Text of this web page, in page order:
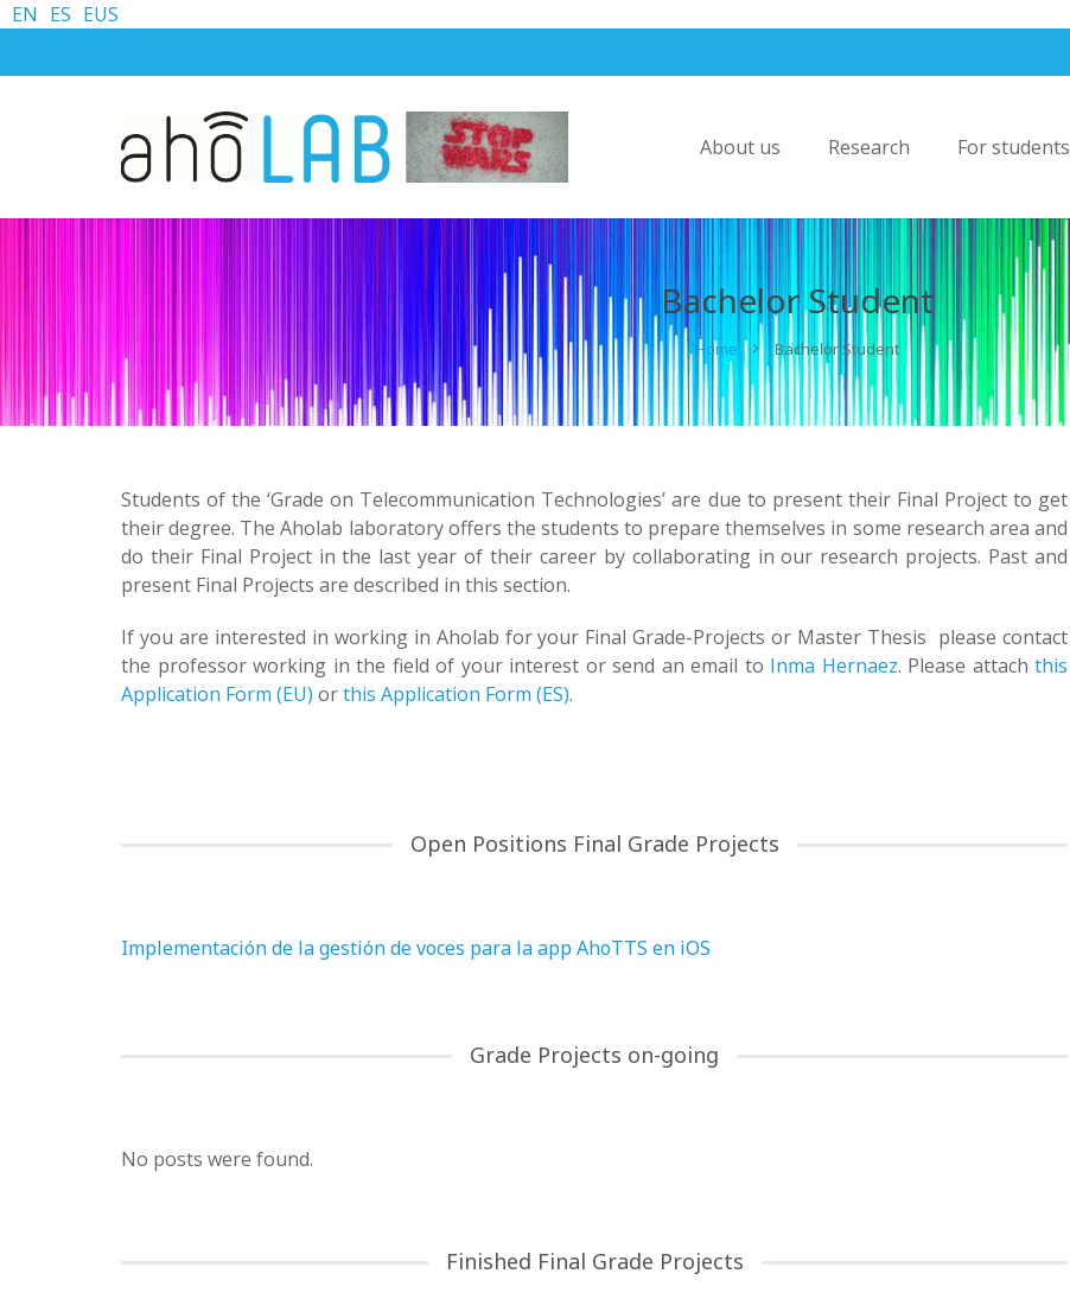
EN ES EUS
About us Research For students
Bachelor Student
Home Bachelor Student
Students of the ‘Grade on Telecommunication Technologies’ are due to present their Final Project to get
their degree. The Aholab laboratory offers the students to prepare themselves in some research area and
do their Final Project in the last year of their career by collaborating in our research projects. Past and
present Final Projects are described in this section.
If you are interested in working in Aholab for your Final Grade-Projects or Master Thesis please contact
the professor working in the field of your interest or send an email to Inma Hernaez. Please attach this
Application Form (EU) orthis Application Form (ES).
Open Positions Final Grade Projects
Implementación de la gestión de voces para la app AhoTTS en iOS
Grade Projects on-going
No posts were found.
Finished Final Grade Projects